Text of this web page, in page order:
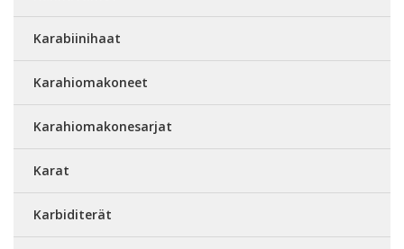
Karabiinihaat
Karahiomakoneet
Karahiomakonesarjat
Karat
Karbiditerät